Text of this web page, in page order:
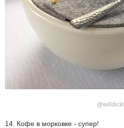
@willdicki
14. Кофе в морковке - супер!